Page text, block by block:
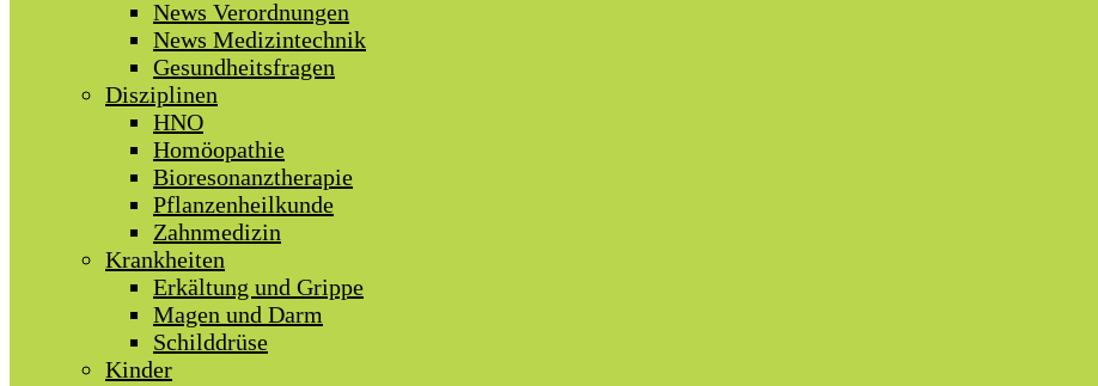
News Verordnungen
News Medizintechnik
Gesundheitsfragen
Disziplinen
HNO
Homöopathie
Bioresonanztherapie
Pflanzenheilkunde
Zahnmedizin
Krankheiten
Erkältung und Grippe
Magen und Darm
Schilddrüse
Kinder